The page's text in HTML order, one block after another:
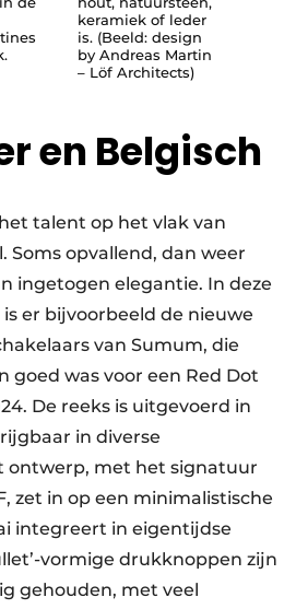
keramiek of leder
is. (Beeld: design
by Andreas Martin
– Löf Architects)
en Belgisch
talent op het vlak van
Soms opvallend, dan weer
ingetogen elegantie. In deze
er bijvoorbeeld de nieuwe
van Sumum, die
goed was voor een Red Dot
De reeks is uitgevoerd in
in diverse
ontwerp, met het signatuur
zet in op een minimalistische
integreert in eigentijdse
vormige drukknoppen zijn
gehouden, met veel